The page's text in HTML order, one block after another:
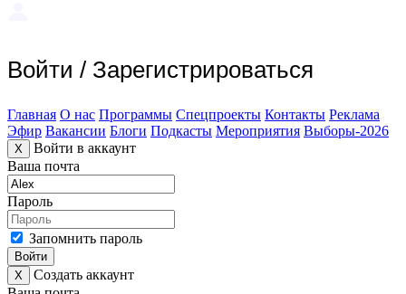
Войти / Зарегистрироваться
Главная О нас Программы Спецпроекты Контакты Реклама
Эфир Вакансии Блоги Подкасты Мероприятия Выборы-2026
X
Войти в аккаунт
Ваша почта
Пароль
Запомнить пароль
Войти
X
Создать аккаунт